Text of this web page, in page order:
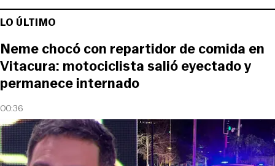
LO ÚLTIMO
00:36
Neme chocó con repartidor de comida en
Vitacura: motociclista salió eyectado y
permanece internado